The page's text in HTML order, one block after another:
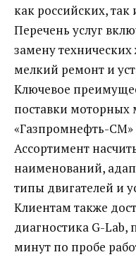
как российских,
Перечень услуг
замену
мелкий ремонт и
Ключевое
поставки моторных
«Газпромнефть-СМ»
Ассортимент
наименований,
типы двигателей и
Клиентам также
диагностика G-Lab,
минут по пробе